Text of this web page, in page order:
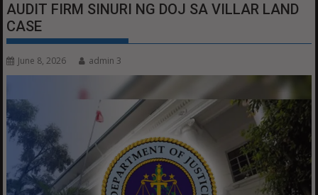
AUDIT FIRM SINURI NG DOJ SA VILLAR LAND
CASE
June 8, 2026 admin 3